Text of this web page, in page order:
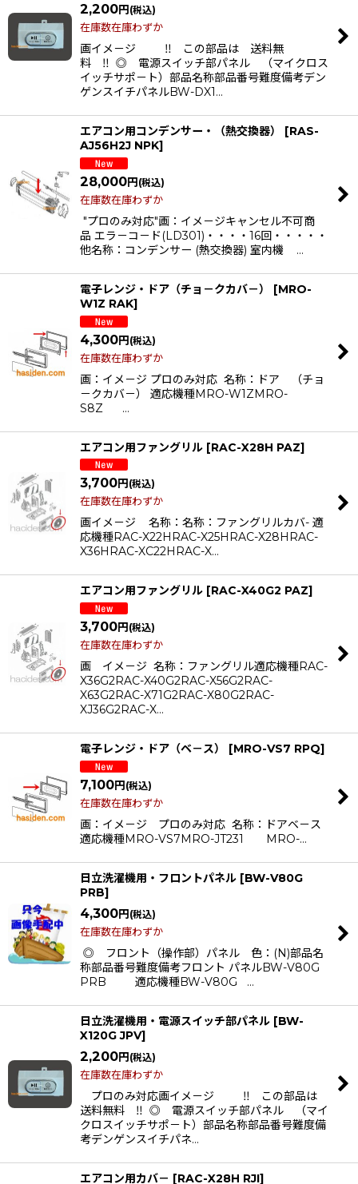
2,200円 (税込)
在庫数在庫わずか
画イメ－ジ ‼ この部品は 送料無
料 ‼ ◎ 電源スイッチ部パネル （マイクロス
イッチサポ－ト）部品名称部品番号難度備考デン
ゲンスイチパネルBW-DX1…
エアコン用コンデンサー・（熱交換器） [RAS-
AJ56H2J NPK]
28,000円 (税込)
在庫数在庫わずか
"プロのみ対応"画：イメ－ジキャンセル不可商
品 エラ－コ－ド(LD301)・・・・16回・・・・・
他名称：コンデンサー (熱交換器) 室内機 …
電子レンジ・ドア（チョ－クカバ－） [MRO-
W1Z RAK]
4,300円(税込)
在庫数在庫わずか
画：イメ－ジ プロのみ対応 名称：ドア （チョ
－クカバ－） 適応機種MRO-W1ZMRO-
S8Z …
エアコン用ファングリル [RAC-X28H PAZ]
3,700円 (税込)
在庫数在庫わずか
画イメ－ジ 名称：名称：ファングリルカバ- 適
応機種RAC-X22HRAC-X25HRAC-X28HRAC-
X36HRAC-XC22HRAC-X…
エアコン用ファングリル [RAC-X40G2 PAZ]
3,700円 (税込)
在庫数在庫わずか
画 イメ－ジ 名称：ファングリル適応機種RAC-
X36G2RAC-X40G2RAC-X56G2RAC-
X63G2RAC-X71G2RAC-X80G2RAC-
XJ36G2RAC-X…
電子レンジ・ドア（ベ－ス） [MRO-VS7 RPQ]
7,100円 (税込)
在庫数在庫わずか
画：イメ－ジ プロのみ対応 名称：ドアベ－ス
適応機種MRO-VS7MRO-JT231 MRO-…
日立洗濯機用・フロントパネル [BW-V80G
PRB]
4,300円 (税込)
在庫数在庫わずか
◎ フロント（操作部）パネル 色：(N)部品名
称部品番号難度備考フロント パネルBW-V80G
PRB 適応機種BW-V80G …
日立洗濯機用・電源スイッチ部パネル [BW-
X120G JPV]
2,200円 (税込)
在庫数在庫わずか
プロのみ対応画イメ－ジ ‼ この部品は
送料無料 ‼ ◎ 電源スイッチ部パネル （マイ
クロスイッチサポ－ト）部品名称部品番号難度備
考デンゲンスイチパネ…
エアコン用カバ－ [RAC-X28H RJI]